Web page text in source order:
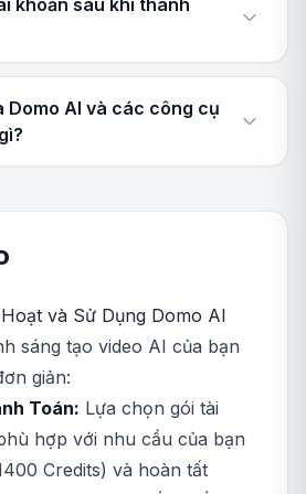
khoản sau khi thanh
Domo AI và các công cụ
và Sử Dụng Domo AI
sáng tạo video AI của bạn
giản:
Toán: Lựa chọn gói tài
hợp với nhu cầu của bạn
Credits) và hoàn tất